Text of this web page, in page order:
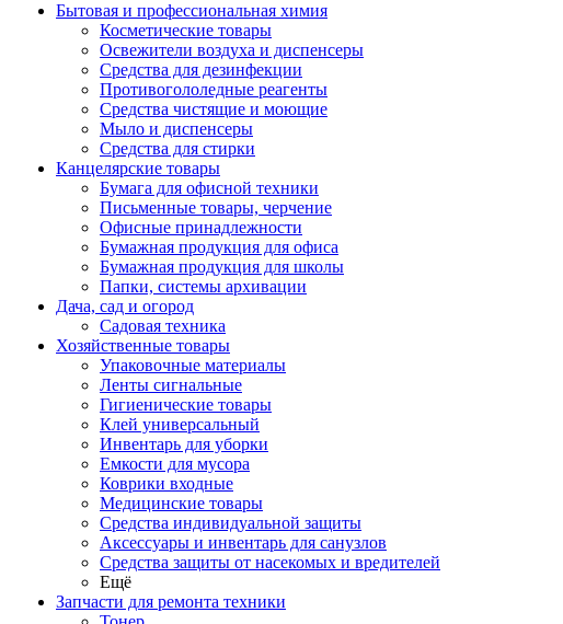
Бытовая и профессиональная химия
Косметические товары
Освежители воздуха и диспенсеры
Средства для дезинфекции
Противогололедные реагенты
Средства чистящие и моющие
Мыло и диспенсеры
Средства для стирки
Канцелярские товары
Бумага для офисной техники
Письменные товары, черчение
Офисные принадлежности
Бумажная продукция для офиса
Бумажная продукция для школы
Папки, системы архивации
Дача, сад и огород
Садовая техника
Хозяйственные товары
Упаковочные материалы
Ленты сигнальные
Гигиенические товары
Клей универсальный
Инвентарь для уборки
Емкости для мусора
Коврики входные
Медицинские товары
Средства индивидуальной защиты
Аксессуары и инвентарь для санузлов
Средства защиты от насекомых и вредителей
Ещё
Запчасти для ремонта техники